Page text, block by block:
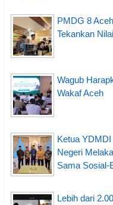
PMDG 8
Tekankan
Wagub
Wakaf Aceh
Ketua
Negeri
Sama Sosial-
Lebih dari